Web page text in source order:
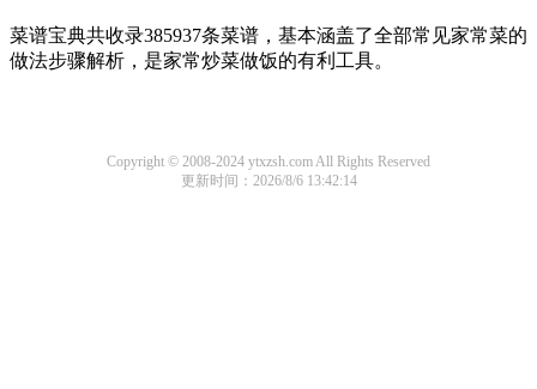
菜谱宝典共收录385937条菜谱，基本涵盖了全部常见家常菜的
做法步骤解析，是家常炒菜做饭的有利工具。
Copyright © 2008-2024 ytxzsh.com All Rights Reserved
更新时间：2026/8/6 13:42:14